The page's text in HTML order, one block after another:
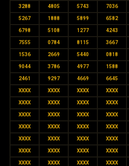
3288 4805 5743 7036
5267 1888 5899 6582
6798 5108 1277 4243
7555 0784 8115 3667
1536 2669 5440 0818
9044 3786 4977 1588
2461 9297 4669 6645
XXXX XXXX XXXX XXXX
XXXX XXXX XXXX XXXX
XXXX XXXX XXXX XXXX
XXXX XXXX XXXX XXXX
XXXX XXXX XXXX XXXX
XXXX XXXX XXXX XXXX
XXXX XXXX XXXX XXXX